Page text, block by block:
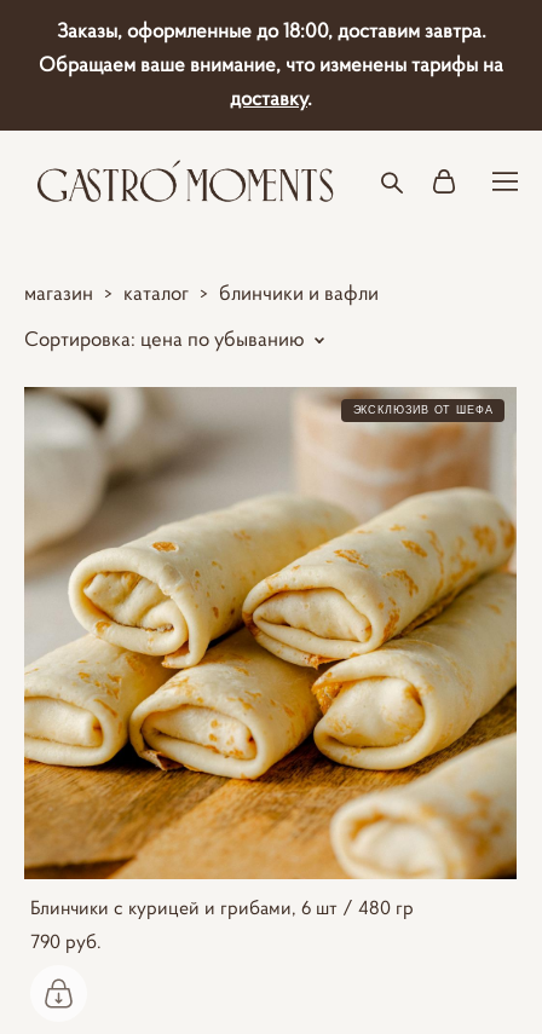
Заказы, оформленные до 18:00, доставим завтра.
Обращаем ваше внимание, что изменены тарифы на
доставку.
магазин > каталог > блинчики и вафли
Сортировка: цена по убыванию
ЭКСКЛЮЗИВ ОТ ШЕФА
Блинчики с курицей и грибами, 6 шт / 480 гр
790 pуб.